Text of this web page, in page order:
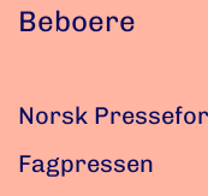
Beboere
Norsk
Fagpressen